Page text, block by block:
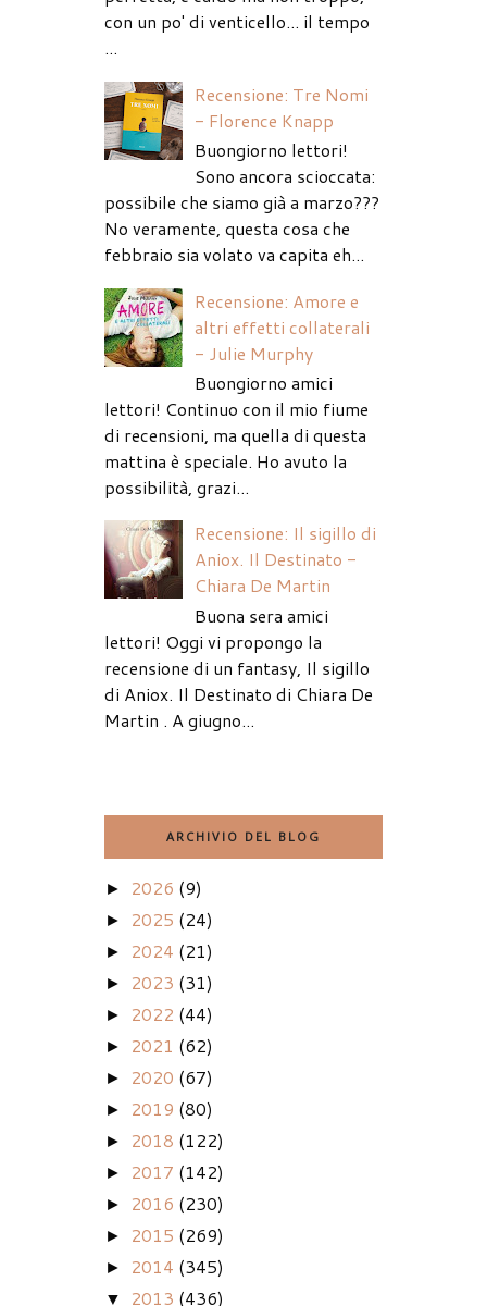
con un po' di venticello... il tempo
...
Recensione: Tre Nomi
- Florence Knapp
Buongiorno lettori!
Sono ancora scioccata:
possibile che siamo già a marzo???
No veramente, questa cosa che
febbraio sia volato va capita eh...
Recensione: Amore e
altri effetti collaterali
- Julie Murphy
Buongiorno amici
lettori! Continuo con il mio fiume
di recensioni, ma quella di questa
mattina è speciale. Ho avuto la
possibilità, grazi...
Recensione: Il sigillo di
Aniox. Il Destinato -
Chiara De Martin
Buona sera amici
lettori! Oggi vi propongo la
recensione di un fantasy, Il sigillo
di Aniox. Il Destinato di Chiara De
Martin . A giugno...
ARCHIVIO DEL BLOG
► 2026 (9)
► 2025 (24)
► 2024 (21)
► 2023 (31)
► 2022 (44)
► 2021 (62)
► 2020 (67)
► 2019 (80)
► 2018 (122)
► 2017 (142)
► 2016 (230)
► 2015 (269)
► 2014 (345)
▼ 2013 (436)